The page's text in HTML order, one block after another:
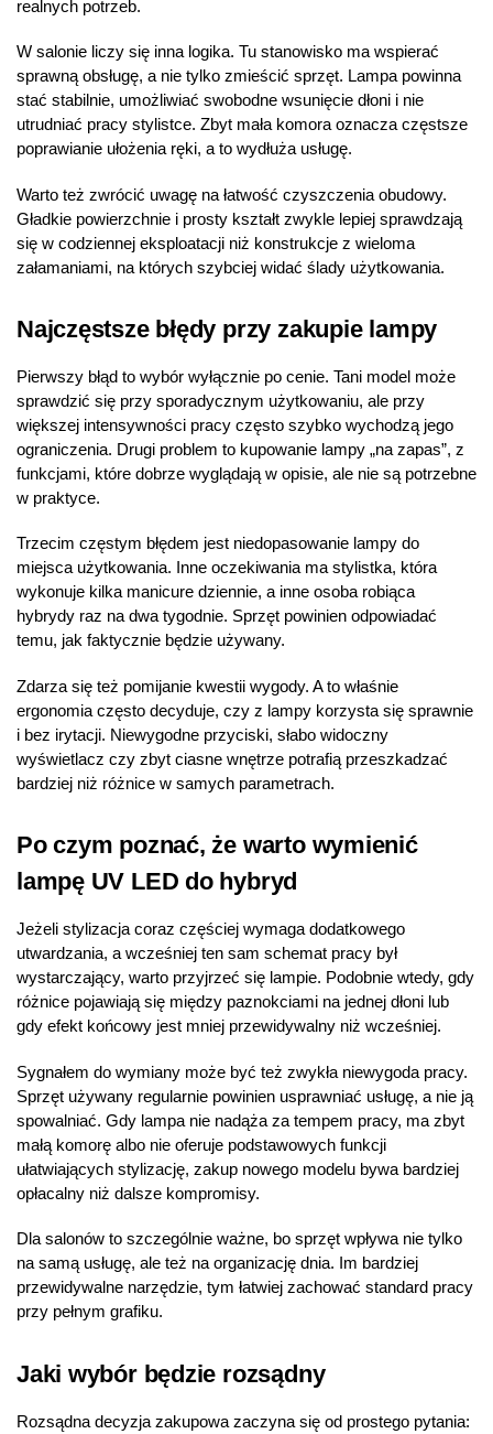
realnych potrzeb.
W salonie liczy się inna logika. Tu stanowisko ma wspierać
sprawną obsługę, a nie tylko zmieścić sprzęt. Lampa powinna
stać stabilnie, umożliwiać swobodne wsunięcie dłoni i nie
utrudniać pracy stylistce. Zbyt mała komora oznacza częstsze
poprawianie ułożenia ręki, a to wydłuża usługę.
Warto też zwrócić uwagę na łatwość czyszczenia obudowy.
Gładkie powierzchnie i prosty kształt zwykle lepiej sprawdzają
się w codziennej eksploatacji niż konstrukcje z wieloma
załamaniami, na których szybciej widać ślady użytkowania.
Najczęstsze błędy przy zakupie lampy
Pierwszy błąd to wybór wyłącznie po cenie. Tani model może
sprawdzić się przy sporadycznym użytkowaniu, ale przy
większej intensywności pracy często szybko wychodzą jego
ograniczenia. Drugi problem to kupowanie lampy „na zapas”, z
funkcjami, które dobrze wyglądają w opisie, ale nie są potrzebne
w praktyce.
Trzecim częstym błędem jest niedopasowanie lampy do
miejsca użytkowania. Inne oczekiwania ma stylistka, która
wykonuje kilka manicure dziennie, a inne osoba robiąca
hybrydy raz na dwa tygodnie. Sprzęt powinien odpowiadać
temu, jak faktycznie będzie używany.
Zdarza się też pomijanie kwestii wygody. A to właśnie
ergonomia często decyduje, czy z lampy korzysta się sprawnie
i bez irytacji. Niewygodne przyciski, słabo widoczny
wyświetlacz czy zbyt ciasne wnętrze potrafią przeszkadzać
bardziej niż różnice w samych parametrach.
Po czym poznać, że warto wymienić
lampę UV LED do hybryd
Jeżeli stylizacja coraz częściej wymaga dodatkowego
utwardzania, a wcześniej ten sam schemat pracy był
wystarczający, warto przyjrzeć się lampie. Podobnie wtedy, gdy
różnice pojawiają się między paznokciami na jednej dłoni lub
gdy efekt końcowy jest mniej przewidywalny niż wcześniej.
Sygnałem do wymiany może być też zwykła niewygoda pracy.
Sprzęt używany regularnie powinien usprawniać usługę, a nie ją
spowalniać. Gdy lampa nie nadąża za tempem pracy, ma zbyt
małą komorę albo nie oferuje podstawowych funkcji
ułatwiających stylizację, zakup nowego modelu bywa bardziej
opłacalny niż dalsze kompromisy.
Dla salonów to szczególnie ważne, bo sprzęt wpływa nie tylko
na samą usługę, ale też na organizację dnia. Im bardziej
przewidywalne narzędzie, tym łatwiej zachować standard pracy
przy pełnym grafiku.
Jaki wybór będzie rozsądny
Rozsądna decyzja zakupowa zaczyna się od prostego pytania: